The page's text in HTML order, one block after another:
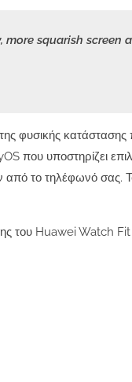
squarish screen
φυσικής κατάστασης
που υποστηρίζει
από το τηλέφωνό
του Huawei Watch Fit